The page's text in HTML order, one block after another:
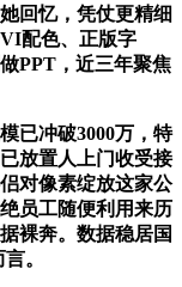
回忆，凭仗更精细
配色、正版字
PPT，近三年聚焦
已冲破3000万，特
放置人上门收受接
对像素绽放这家公
员工随便利用来历
裸奔。数据稳居国
。